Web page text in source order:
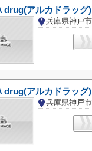
drug(アルカドラッグ
drug(アルカドラッグ